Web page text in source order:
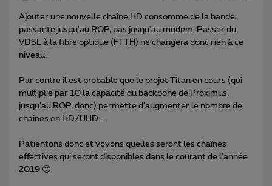
Ajouter une nouvelle chaîne HD consomme de la bande
passante jusqu'au ROP, pas jusqu'au modem. Passer du
VDSL à la fibre optique (FTTH) ne changera donc rien à ce
niveau.
Par contre il est probable que le projet Titan en cours (qui
multiplie par 10 la capacité du backbone de Proximus,
jusqu'au ROP, donc) permette d'augmenter le nombre de
chaînes en HD/UHD...
Patientons donc et voyons quelles seront les chaînes
effectives qui seront disponibles dans le courant de l'année
2019 🙂